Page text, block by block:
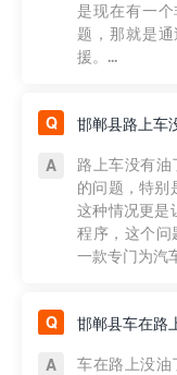
是现在有一
题，那就是
援。...
邯郸县路上车
路上车没有
的问题，特别
这种情况更是
程序，这个问
一款专门为汽
邯郸县车在路
车在路上没油